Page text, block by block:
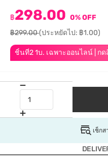
ชิ้นที่2 1บ. เฉพาะออนไลน์ | ก
฿298.00 0% OFF
฿299.00(ประหยัดไป: ฿1.00)
เช็ก